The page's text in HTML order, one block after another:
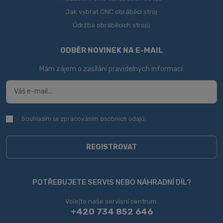
Jak vybrat CNC obráběcí stroj
Údržba obráběcích strojů
ODBĚR NOVINEK NA E-MAIL
Mám zájem o zasílání pravidelných informací:
Souhlasím
zpracováním
Souhlasím se zpracováním osobních údajů
REGISTROVAT
se
POTŘEBUJETE SERVIS NEBO NÁHRADNÍ DÍL?
Volejte naše servisní centrum:
+420 734 852 646